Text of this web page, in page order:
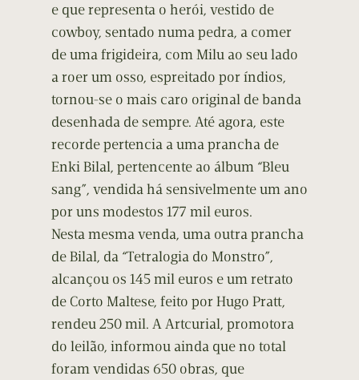
e que representa o herói, vestido de
cowboy, sentado numa pedra, a comer
de uma frigideira, com Milu ao seu lado
a roer um osso, espreitado por índios,
tornou-se o mais caro original de banda
desenhada de sempre. Até agora, este
recorde pertencia a uma prancha de
Enki Bilal, pertencente ao álbum “Bleu
sang”, vendida há sensivelmente um ano
por uns modestos 177 mil euros.
Nesta mesma venda, uma outra prancha
de Bilal, da “Tetralogia do Monstro”,
alcançou os 145 mil euros e um retrato
de Corto Maltese, feito por Hugo Pratt,
rendeu 250 mil. A Artcurial, promotora
do leilão, informou ainda que no total
foram vendidas 650 obras, que